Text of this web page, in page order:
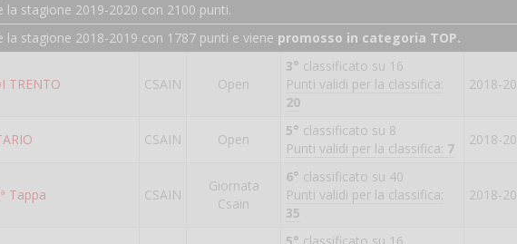
la stagione 2019-2020 con 2100 punti.
la stagione 2018-2019 con 1787 punti e viene promosso in categoria TOP.
TRENTO CSAIN Open
3° classificato su 16
Punti validi per la classifica:
20
2018-
CSAIN Open
5° classificato su 8
Punti validi per la classifica: 7
2018-
Tappa CSAIN
Giornata
Csain
6° classificato su 40
Punti validi per la classifica:
35
2018-